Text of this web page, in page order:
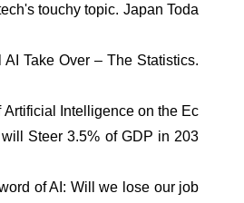
touchy topic. Japan Toda
Take Over – The Statistics.
Artificial Intelligence on the Ec
Steer 3.5% of GDP in 203
of AI: Will we lose our job